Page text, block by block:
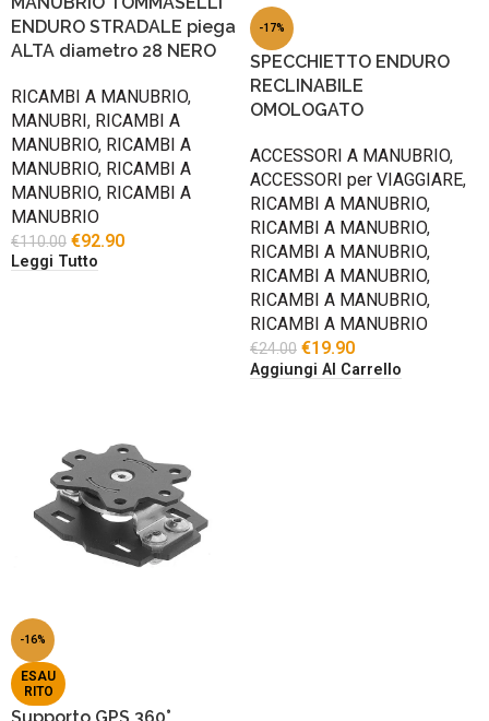
ENDURO STRADALE piega
ALTA diametro 28 NERO
RICAMBI A MANUBRIO,
MANUBRI, RICAMBI A
MANUBRIO, RICAMBI A
MANUBRIO, RICAMBI A
MANUBRIO, RICAMBI A
MANUBRIO
€110.00 €92.90
Leggi Tutto
-17%
SPECCHIETTO ENDURO
RECLINABILE
OMOLOGATO
ACCESSORI A MANUBRIO,
ACCESSORI per VIAGGIARE,
RICAMBI A MANUBRIO,
RICAMBI A MANUBRIO,
RICAMBI A MANUBRIO,
RICAMBI A MANUBRIO,
RICAMBI A MANUBRIO,
RICAMBI A MANUBRIO
€24.00 €19.90
Aggiungi Al Carrello
-16%
ESAU
RITO
Supporto GPS 360°